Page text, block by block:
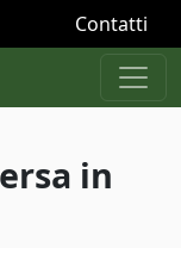
Contatti
in